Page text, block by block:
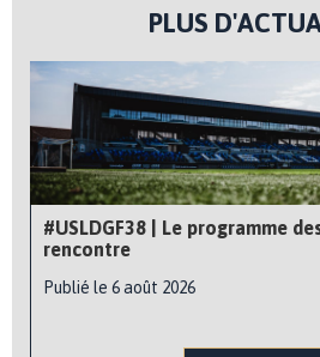
PLUS
#USLDGF38 | Le programme
rencontre
Publié le 6 août 2026